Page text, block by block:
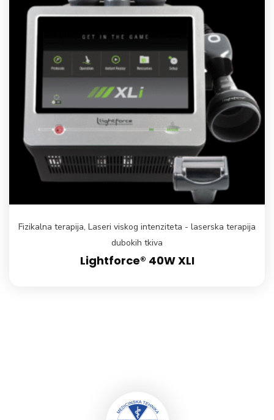
Fizikalna terapija, Laseri viskog intenziteta - laserska terapija
dubokih tkiva
Lightforce® 40W XLI